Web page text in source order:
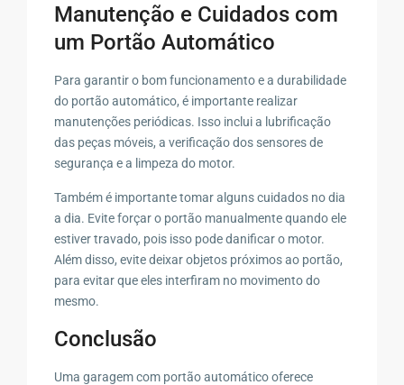
Manutenção e Cuidados com
um Portão Automático
Para garantir o bom funcionamento e a durabilidade
do portão automático, é importante realizar
manutenções periódicas. Isso inclui a lubrificação
das peças móveis, a verificação dos sensores de
segurança e a limpeza do motor.
Também é importante tomar alguns cuidados no dia
a dia. Evite forçar o portão manualmente quando ele
estiver travado, pois isso pode danificar o motor.
Além disso, evite deixar objetos próximos ao portão,
para evitar que eles interfiram no movimento do
mesmo.
Conclusão
Uma garagem com portão automático oferece